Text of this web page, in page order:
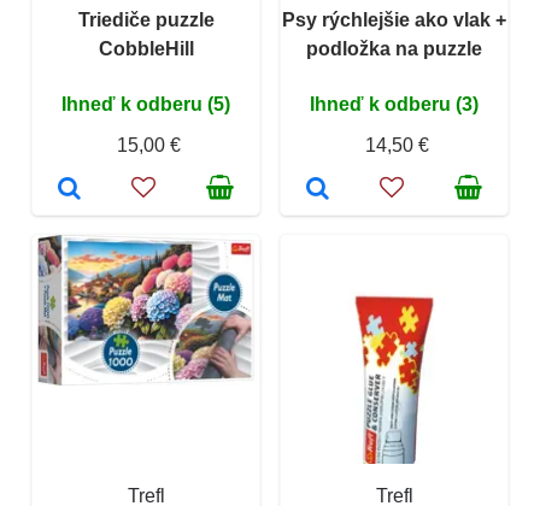
Triediče puzzle
CobbleHill
Ihneď k odberu (5)
15,00 €
Psy rýchlejšie ako vlak +
podložka na puzzle
Ihneď k odberu (3)
14,50 €
Trefl
Trefl